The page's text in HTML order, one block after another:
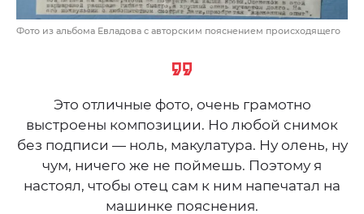
Фото из альбома Евладова с авторским пояснением происходящего
Это отличные фото, очень грамотно
выстроены композиции. Но любой снимок
без подписи — ноль, макулатура. Ну олень, ну
чум, ничего же не поймешь. Поэтому я
настоял, чтобы отец сам к ним напечатал на
машинке пояснения.